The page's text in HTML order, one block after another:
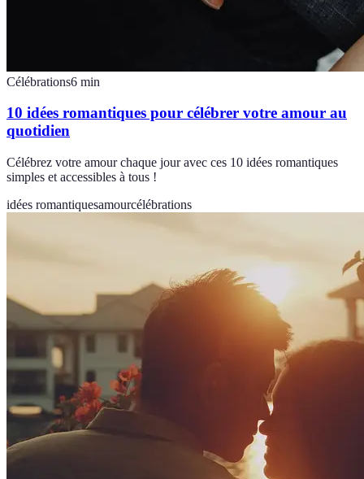
Célébrations6 min
10 idées romantiques pour célébrer votre amour au
quotidien
Célébrez votre amour chaque jour avec ces 10 idées romantiques
simples et accessibles à tous !
idées romantiquesamourcélébrations